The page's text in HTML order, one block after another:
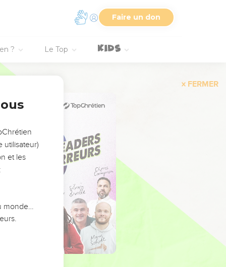
Faire un don
? Le Top
FERMER
utilisateur)
et les
monde…